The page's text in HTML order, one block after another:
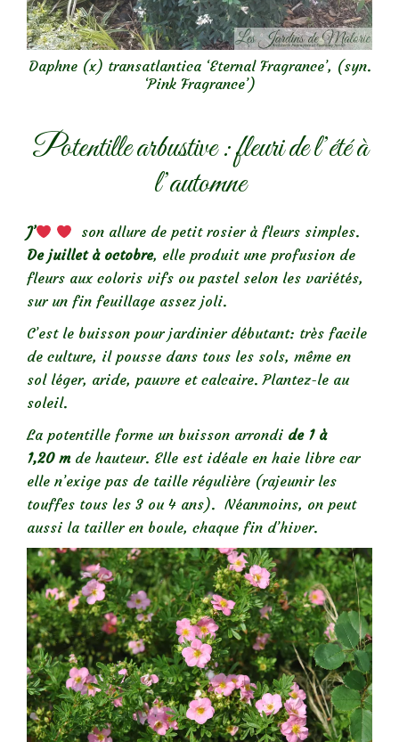
Daphne (x) transatlantica ‘Eternal Fragrance’, (syn.
‘Pink Fragrance’)
Potentille arbustive : fleuri de l’été à
l’automne
J’
son allure de petit rosier à fleurs simples.
De juillet à octobre, elle produit une profusion de
fleurs aux coloris vifs ou pastel selon les variétés,
sur un fin feuillage assez joli.
C’est le buisson pour jardinier débutant: très facile
de culture, il pousse dans tous les sols, même en
sol léger, aride, pauvre et calcaire. Plantez-le au
soleil.
La potentille forme un buisson arrondi de 1 à
1,20 mde hauteur. Elle est idéale en haie libre car
elle n’exige pas de taille régulière (rajeunir les
touffes tous les 3 ou 4 ans). Néanmoins, on peut
aussi la tailler en boule, chaque fin d’hiver.